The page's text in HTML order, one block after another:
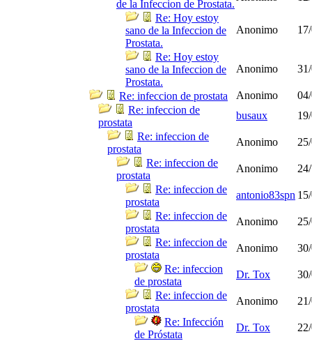
de la Infeccion de Prostata.
Re: Hoy estoy
sano de la Infeccion de
Prostata.
Anonimo
Re: Hoy estoy
sano de la Infeccion de
Prostata.
Anonimo
Re: infeccion de prostata Anonimo
Re: infeccion de
prostata
busaux
Re: infeccion de
prostata
Anonimo
Re: infeccion de
prostata
Anonimo
Re: infeccion de
prostata
antonio83spn
Re: infeccion de
prostata
Anonimo
Re: infeccion de
prostata
Anonimo
Re: infeccion
de prostata
Dr. Tox
Re: infeccion de
prostata
Anonimo
Re: Infección
de Próstata
Dr. Tox